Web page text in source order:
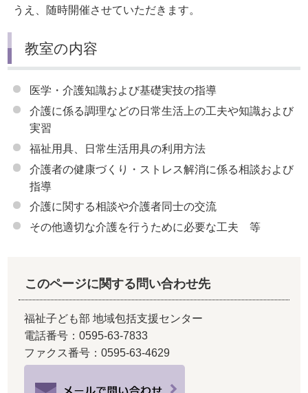
うえ、随時開催させていただきます。
教室の内容
医学・介護知識および基礎実技の指導
介護に係る調理などの日常生活上の工夫や知識および
実習
福祉用具、日常生活用具の利用方法
介護者の健康づくり・ストレス解消に係る相談および
指導
介護に関する相談や介護者同士の交流
その他適切な介護を行うために必要な工夫 等
このページに関する問い合わせ先
福祉子ども部 地域包括支援センター
電話番号：0595-63-7833
ファクス番号：0595-63-4629